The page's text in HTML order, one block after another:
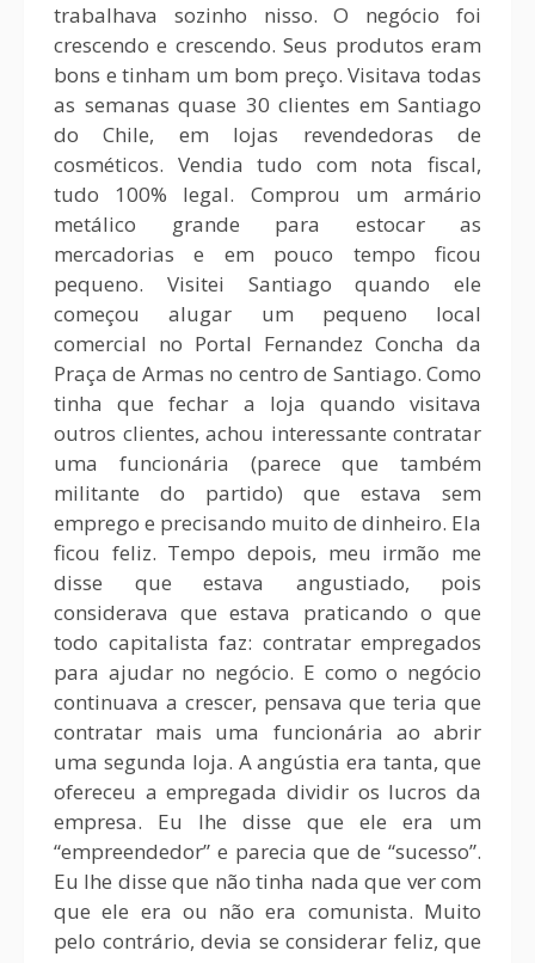
trabalhava sozinho nisso. O negócio foi
crescendo e crescendo. Seus produtos eram
bons e tinham um bom preço. Visitava todas
as semanas quase 30 clientes em Santiago
do Chile, em lojas revendedoras de
cosméticos. Vendia tudo com nota fiscal,
tudo 100% legal. Comprou um armário
metálico grande para estocar as
mercadorias e em pouco tempo ficou
pequeno. Visitei Santiago quando ele
começou alugar um pequeno local
comercial no Portal Fernandez Concha da
Praça de Armas no centro de Santiago. Como
tinha que fechar a loja quando visitava
outros clientes, achou interessante contratar
uma funcionária (parece que também
militante do partido) que estava sem
emprego e precisando muito de dinheiro. Ela
ficou feliz. Tempo depois, meu irmão me
disse que estava angustiado, pois
considerava que estava praticando o que
todo capitalista faz: contratar empregados
para ajudar no negócio. E como o negócio
continuava a crescer, pensava que teria que
contratar mais uma funcionária ao abrir
uma segunda loja. A angústia era tanta, que
ofereceu a empregada dividir os lucros da
empresa. Eu lhe disse que ele era um
“empreendedor” e parecia que de “sucesso”.
Eu lhe disse que não tinha nada que ver com
que ele era ou não era comunista. Muito
pelo contrário, devia se considerar feliz, que